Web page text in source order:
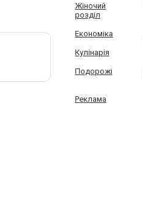
Жіночий
розділ
Економіка
Кулінарія
Подорожі
Реклама